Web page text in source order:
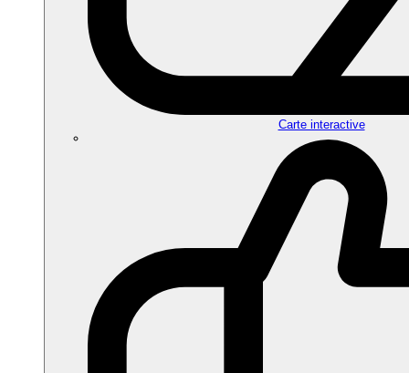
Carte interactive